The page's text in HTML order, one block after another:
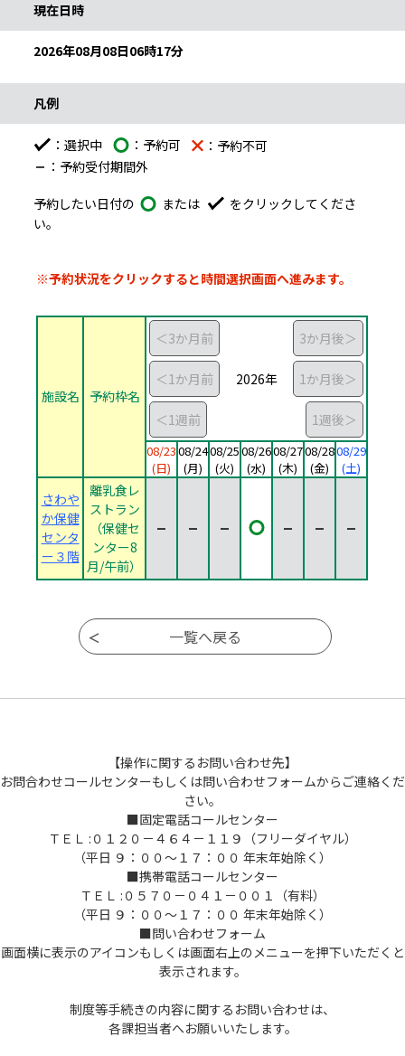
現在日時
2026年08月08日06時17分
凡例
：選択中 ：予約可
：予約不可
：予約受付期間外
予約したい日付の または
をクリックしてくださ
い。
施設と日付の予約表です。縦が施設、横が日付となっていて、
予約カレンダー
※予約状況をクリックすると時間選択画面へ進みます。
施設名 予約枠名
2026年
08/23
(日)
08/24
(月)
08/25
(火)
08/26
(水)
08/27
(木)
08/28
(金)
08/29
(土)
さわや
か保健
センタ
ー３階
離乳食レ
ストラン
（保健セ
ンター8
月/午前）
離乳食レストラン（保健セ
【操作に関するお問い合わせ先】
お問合わせコールセンターもしくは問い合わせフォームからご連絡くだ
さい。
■固定電話コールセンター
ＴＥＬ :０１２０－４６４－１１９（フリーダイヤル）
（平日 ９：００～１７：００ 年末年始除く）
■携帯電話コールセンター
ＴＥＬ :０５７０－０４１－００１（有料）
（平日 ９：００～１７：００ 年末年始除く）
■問い合わせフォーム
画面横に表示のアイコンもしくは画面右上のメニューを押下いただくと
表示されます。
制度等手続きの内容に関するお問い合わせは、
各課担当者へお願いいたします。